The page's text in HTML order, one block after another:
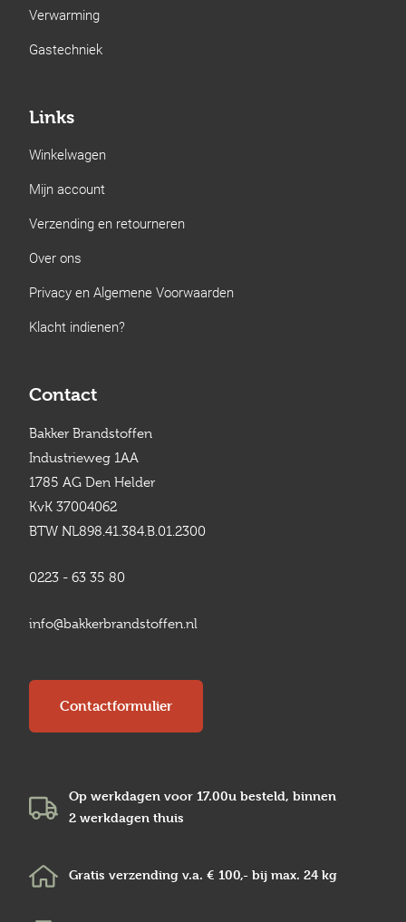
Verwarming
Gastechniek
Links
Winkelwagen
Mijn account
Verzending en retourneren
Over ons
Privacy en Algemene Voorwaarden
Klacht indienen?
Contact
Bakker Brandstoffen
Industrieweg 1AA
1785 AG Den Helder
KvK 37004062
BTW NL898.41.384.B.01.2300
0223 - 63 35 80
info@bakkerbrandstoffen.nl
Contactformulier
Op werkdagen voor 17.00u besteld, binnen
2 werkdagen thuis
Gratis verzending v.a. € 100,- bij max. 24 kg